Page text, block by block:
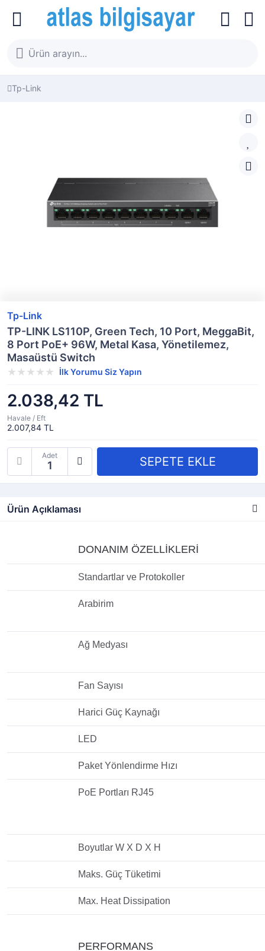
Tp-Link
Tp-Link
TP-LINK LS110P, Green Tech, 10 Port, MeggaBit,
8 Port PoE+ 96W, Metal Kasa, Yönetilemez,
Masaüstü Switch
İlk Yorumu Siz Yapın
2.038,42 TL
Havale / Eft
2.007,84 TL
Adet
Ürün Açıklaması
DONANIM ÖZELLİKLERİ
Standartlar ve Protokoller
Arabirim
Ağ Medyası
Fan Sayısı
Harici Güç Kaynağı
LED
Paket Yönlendirme Hızı
PoE Portları RJ45
Boyutlar W X D X H
Maks. Güç Tüketimi
Max. Heat Dissipation
PERFORMANS